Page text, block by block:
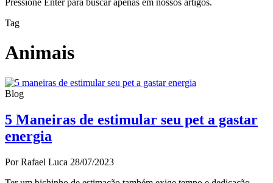
Pressione Enter para buscar apenas em nossos artigos.
Tag
Animais
Blog
5 Maneiras de estimular seu pet a gastar
energia
Por Rafael Luca 28/07/2023